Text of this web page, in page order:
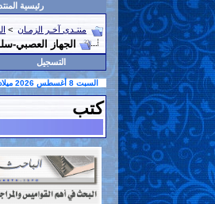
رئيسية
منتـدى آخـر الزمـان >
الجهاز العصبي-
التسجيل
السبت 8 أغسطس 2026 ميلادى - 23 صفر 1448 هجرى
كتب